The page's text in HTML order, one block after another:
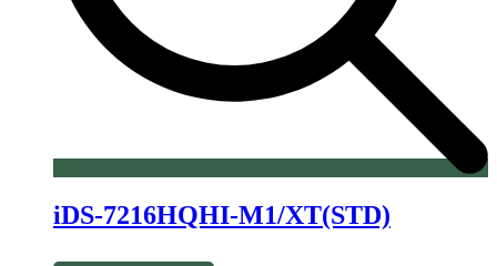
iDS-7216HQHI-M1/XT(STD)